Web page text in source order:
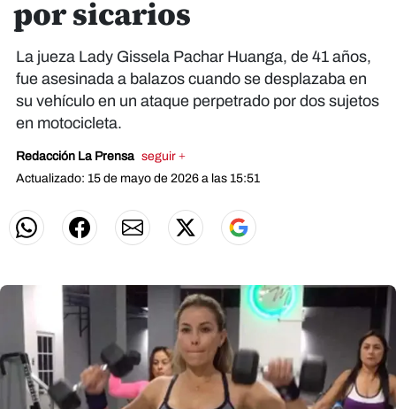
por sicarios
La jueza Lady Gissela Pachar Huanga, de 41 años,
fue asesinada a balazos cuando se desplazaba en
su vehículo en un ataque perpetrado por dos sujetos
en motocicleta.
Redacción La Prensa seguir +
Actualizado: 15 de mayo de 2026 a las 15:51